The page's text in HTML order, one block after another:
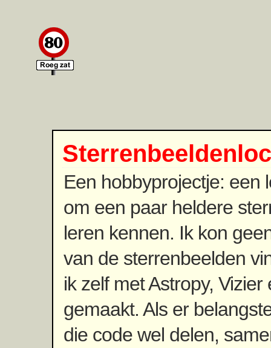
Een hobbyprojectje: een
om een paar heldere
leren kennen. Ik kon
van de sterrenbeelden
ik zelf met Astropy,
gemaakt. Als er
die code wel delen,